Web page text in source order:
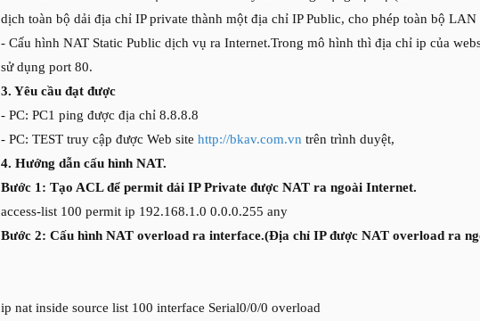
dịch toàn bộ dải địa chỉ IP private thành một địa chỉ IP Public, cho phép toàn bộ
- Cấu hình NAT Static Public dịch vụ ra Internet.Trong mô hình thì địa chỉ ip của
sử dụng port 80.
3. Yêu cầu đạt được
- PC: PC1 ping được địa chỉ 8.8.8.8
- PC: TEST truy cập được Web site http://bkav.com.vn trên trình duyệt,
4. Hướng dẫn cấu hình NAT.
Bước 1: Tạo ACL để permit dải IP Private được NAT ra ngoài Internet.
access-list 100 permit ip 192.168.1.0 0.0.0.255 any
Bước 2: Cấu hình NAT overload ra interface.(Địa chỉ IP được NAT overload ra
ip nat inside source list 100 interface Serial0/0/0 overload